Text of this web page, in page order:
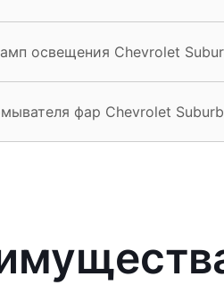
освещения Chevrolet
фар Chevrolet